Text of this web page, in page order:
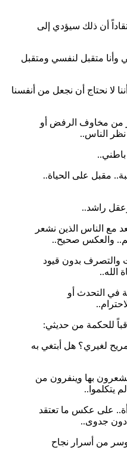
أن ذلك سيؤدي إلى
متقبل لنفسي ومتقبل
لا نحتاج أن نجعل من أنفسنا
من مخاوف الرفض أو
نظر الناس..
مقبل على الحياة..
راشد..
مع الناس الذين نشعر
والعكس صحيح..
والتصرف بدون قيود
الله..
في التحدث أو
للحكمة من حديثي:
لغيري؟ هل أبتغي به
بها وينفرون من
يتكلموا..
على عكس ما تعتقد
دون جدوى..
من أسرار نجاح